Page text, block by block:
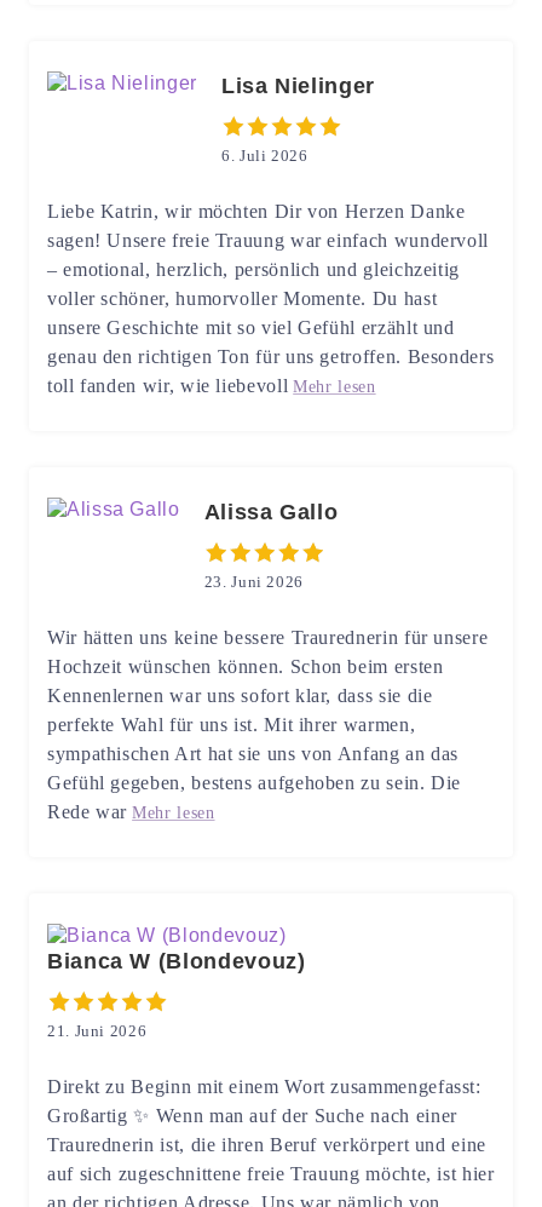
Lisa Nielinger
6. Juli 2026
Liebe Katrin, wir möchten Dir von Herzen Danke
sagen! Unsere freie Trauung war einfach wundervoll
– emotional, herzlich, persönlich und gleichzeitig
voller schöner, humorvoller Momente. Du hast
unsere Geschichte mit so viel Gefühl erzählt und
genau den richtigen Ton für uns getroffen. Besonders
toll fanden wir, wie liebevoll Mehr lesen
Alissa Gallo
23. Juni 2026
Wir hätten uns keine bessere Traurednerin für unsere
Hochzeit wünschen können. Schon beim ersten
Kennenlernen war uns sofort klar, dass sie die
perfekte Wahl für uns ist. Mit ihrer warmen,
sympathischen Art hat sie uns von Anfang an das
Gefühl gegeben, bestens aufgehoben zu sein. Die
Rede war Mehr lesen
Bianca W (Blondevouz)
21. Juni 2026
Direkt zu Beginn mit einem Wort zusammengefasst:
Großartig ✨ Wenn man auf der Suche nach einer
Traurednerin ist, die ihren Beruf verkörpert und eine
auf sich zugeschnittene freie Trauung möchte, ist hier
an der richtigen Adresse. Uns war nämlich von